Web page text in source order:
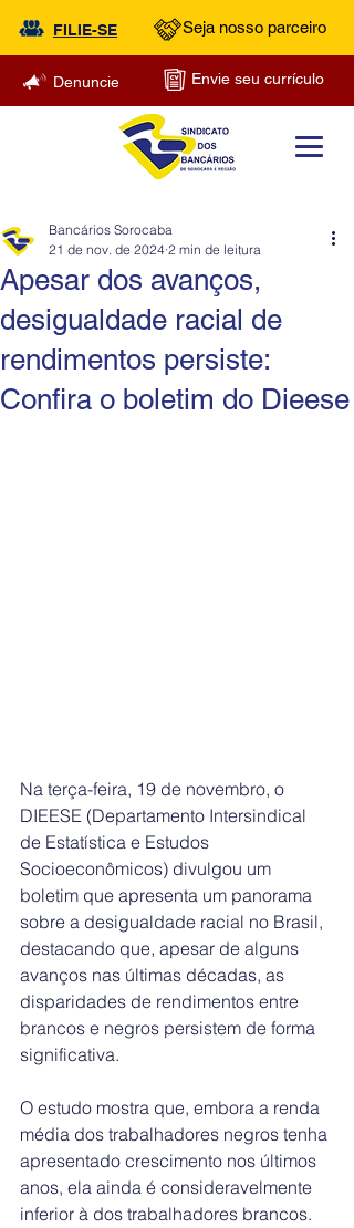
FILIE-SE Seja nosso parceiro
Denuncie Envie seu currículo
Apesar dos avanços,
desigualdade racial de
rendimentos persiste:
Confira o boletim do Dieese
Bancários Sorocaba
21 de nov. de 2024 2 min de leitura
Na terça-feira, 19 de novembro, o
DIEESE (Departamento Intersindical
de Estatística e Estudos
Socioeconômicos) divulgou um
boletim que apresenta um panorama
sobre a desigualdade racial no Brasil,
destacando que, apesar de alguns
avanços nas últimas décadas, as
disparidades de rendimentos entre
brancos e negros persistem de forma
significativa.
O estudo mostra que, embora a renda
média dos trabalhadores negros tenha
apresentado crescimento nos últimos
anos, ela ainda é consideravelmente
inferior à dos trabalhadores brancos.